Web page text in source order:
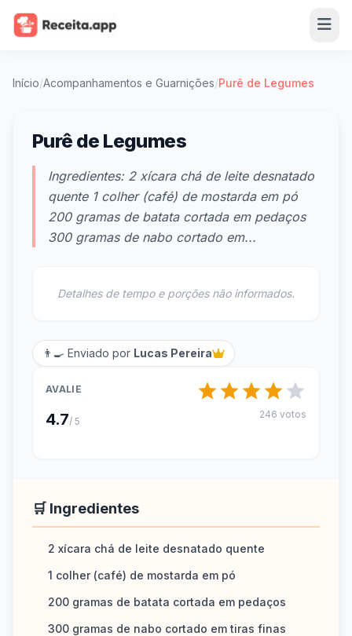
Início/Acompanhamentos e Guarnições/Purê de Legumes
Purê de Legumes
Ingredientes: 2 xícara chá de leite desnatado
quente 1 colher (café) de mostarda em pó
200 gramas de batata cortada em pedaços
300 gramas de nabo cortado em...
Detalhes de tempo e porções não informados.
👨‍🍳 Enviado por Lucas Pereira
AVALIE
4.7/ 5
246 votos
🛒 Ingredientes
2 xícara chá de leite desnatado quente
1 colher (café) de mostarda em pó
200 gramas de batata cortada em pedaços
300 gramas de nabo cortado em tiras finas